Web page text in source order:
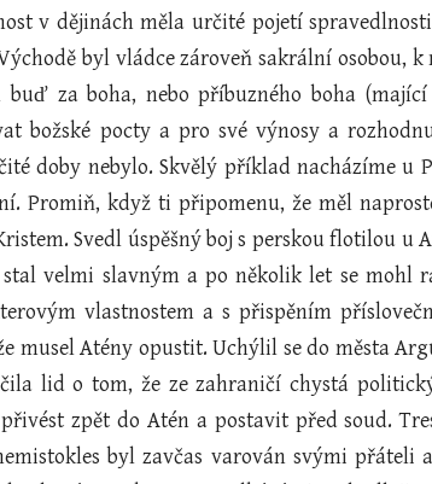
v dějinách měla určité pojetí
byl vládce zároveň sakrální osobou,
za boha, nebo příbuzného boha
božské pocty a pro své výnosy a
doby nebylo. Skvělý příklad nacházíme u
Promiň, když ti připomenu, že měl
Svedl úspěšný boj s perskou flotilou u
velmi slavným a po několik let se mohl
vlastnostem a s přispěním
musel Atény opustit. Uchýlil se do města
lid o tom, že ze zahraničí chystá
zpět do Atén a postavit před soud.
byl zavčas varován svými přáteli